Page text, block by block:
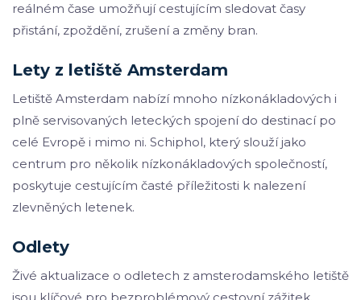
reálném čase umožňují cestujícím sledovat časy
přistání, zpoždění, zrušení a změny bran.
Lety z letiště Amsterdam
Letiště Amsterdam nabízí mnoho nízkonákladových i
plně servisovaných leteckých spojení do destinací po
celé Evropě i mimo ni. Schiphol, který slouží jako
centrum pro několik nízkonákladových společností,
poskytuje cestujícím časté příležitosti k nalezení
zlevněných letenek.
Odlety
Živé aktualizace o odletech z amsterodamského letiště